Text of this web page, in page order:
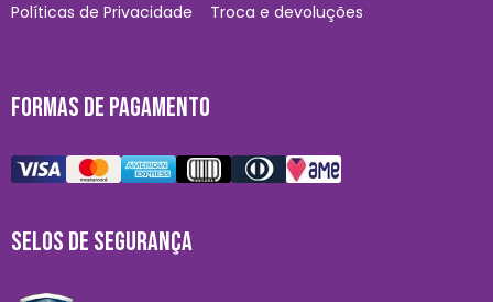
Políticas de Privacidade Troca e devoluções
FORMAS DE PAGAMENTO
SELOS DE SEGURANÇA